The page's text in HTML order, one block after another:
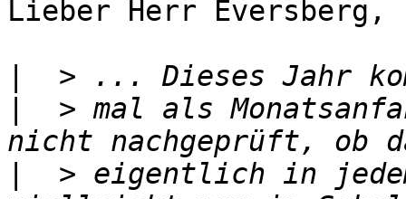
Lieber Herr Eversberg,
> mal als
> eigentlich in